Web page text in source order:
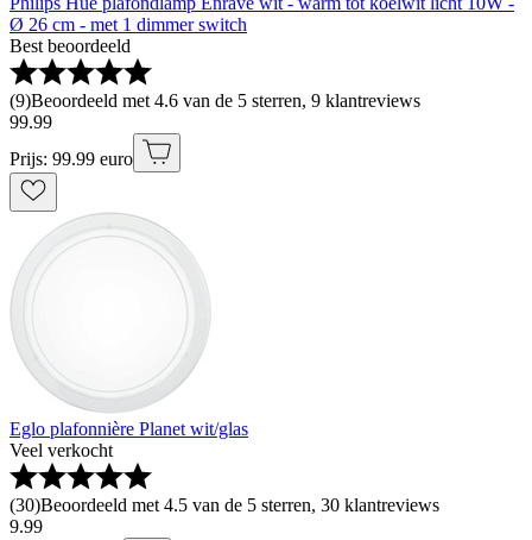
Ø 26 cm - met 1 dimmer switch
Best beoordeeld
(9)Beoordeeld met 4.6 van de 5 sterren, 9 klantreviews
99.99
Prijs: 99.99 euro
Eglo plafonnière Planet wit/glas
Veel verkocht
(30)Beoordeeld met 4.5 van de 5 sterren, 30 klantreviews
9.99